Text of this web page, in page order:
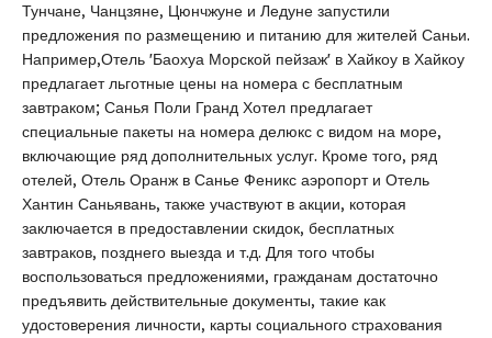
Тунчане, Чанцзяне, Цюнчжуне и Ледуне запустили
предложения по размещению и питанию для жителей Саньи.
Например,Отель 'Баохуа Морской пейзаж' в Хайкоу в Хайкоу
предлагает льготные цены на номера с бесплатным
завтраком; Санья Поли Гранд Хотел предлагает
специальные пакеты на номера делюкс с видом на море,
включающие ряд дополнительных услуг. Кроме того, ряд
отелей, Отель Оранж в Санье Феникс аэропорт и Отель
Хантин Саньявань, также участвуют в акции, которая
заключается в предоставлении скидок, бесплатных
завтраков, позднего выезда и т.д. Для того чтобы
воспользоваться предложениями, гражданам достаточно
предъявить действительные документы, такие как
удостоверения личности, карты социального страхования